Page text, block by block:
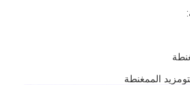
الممغنطة